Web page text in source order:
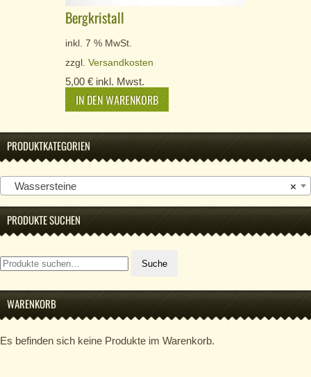
Bergkristall
inkl. 7 % MwSt.
zzgl. Versandkosten
5,00 € inkl. Mwst.
IN DEN WARENKORB
PRODUKTKATEGORIEN
×
Wassersteine
PRODUKTE SUCHEN
Suche
nach:
Suche
WARENKORB
Es befinden sich keine Produkte im Warenkorb.